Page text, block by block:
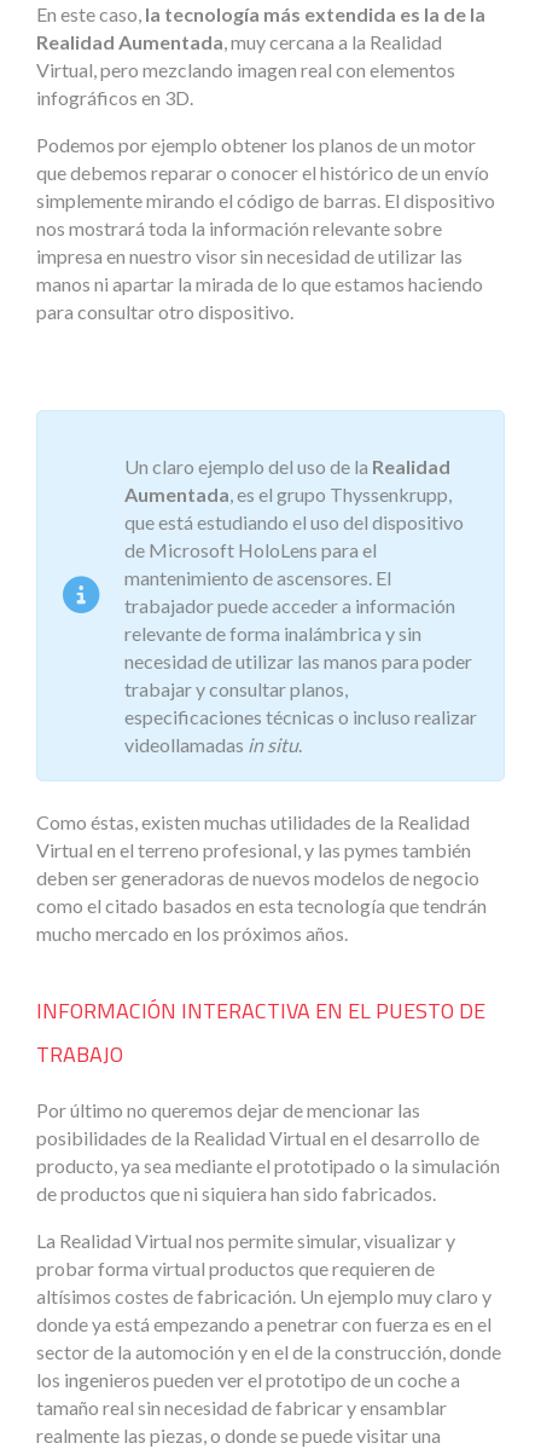
En este caso, la tecnología más extendida es la de la
Realidad Aumentada , muy cercana a la Realidad
Virtual, pero mezclando imagen real con elementos
infográficos en 3D.
Podemos por ejemplo obtener los planos de un motor
que debemos reparar o conocer el histórico de un envío
simplemente mirando el código de barras. El dispositivo
nos mostrará toda la información relevante sobre
impresa en nuestro visor sin necesidad de utilizar las
manos ni apartar la mirada de lo que estamos haciendo
para consultar otro dispositivo.
Un claro ejemplo del uso de la Realidad
Aumentada , es el grupo Thyssenkrupp,
que está estudiando el uso del dispositivo
de Microsoft HoloLens para el
mantenimiento de ascensores. El
trabajador puede acceder a información
relevante de forma inalámbrica y sin
necesidad de utilizar las manos para poder
trabajar y consultar planos,
especificaciones técnicas o incluso realizar
videollamadas in situ.
Como éstas, existen muchas utilidades de la Realidad
Virtual en el terreno profesional, y las pymes también
deben ser generadoras de nuevos modelos de negocio
como el citado basados en esta tecnología que tendrán
mucho mercado en los próximos años.
INFORMACIÓN INTERACTIVA EN EL PUESTO DE
TRABAJO
Por último no queremos dejar de mencionar las
posibilidades de la Realidad Virtual en el desarrollo de
producto, ya sea mediante el prototipado o la simulación
de productos que ni siquiera han sido fabricados.
La Realidad Virtual nos permite simular, visualizar y
probar forma virtual productos que requieren de
altísimos costes de fabricación. Un ejemplo muy claro y
donde ya está empezando a penetrar con fuerza es en el
sector de la automoción y en el de la construcción, donde
los ingenieros pueden ver el prototipo de un coche a
tamaño real sin necesidad de fabricar y ensamblar
realmente las piezas, o donde se puede visitar una